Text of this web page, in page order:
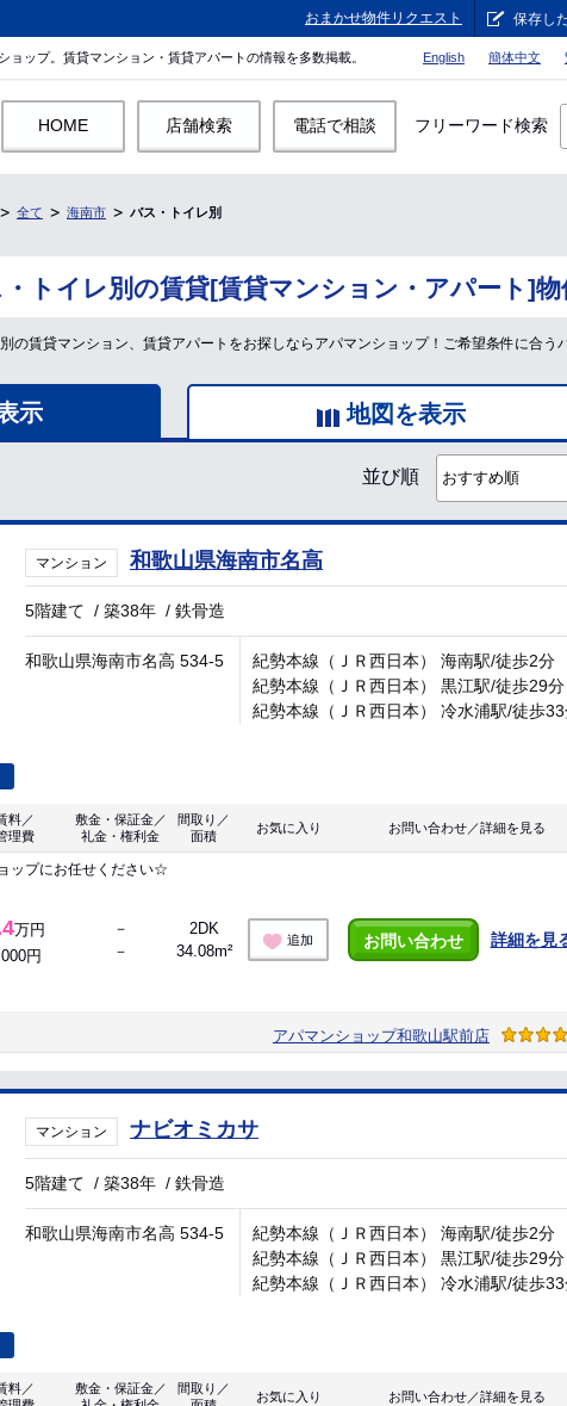
おまかせ物件リクエスト 保存し
ップ。賃貸マンション・賃貸アパートの情報を多数掲載。 English 簡体中文
HOME 店舗検索 電話で相談 フリーワード検索
全て 海南市 バス・トイレ別
トイレ別の賃貸[賃貸マンション・アパート]物
の賃貸マンション、賃貸アパートをお探しならアパマンショップ！ご希望条件に合う
示 地図を表示
並び順
マンション 和歌山県海南市名高
5階建て /築38年 /鉄骨造
和歌山県海南市名高 534-5
紀勢本線（ＪＲ西日本） 海南駅/徒歩2分
紀勢本線（ＪＲ西日本） 黒江駅/徒歩29分
紀勢本線（ＪＲ西日本） 冷水浦駅/徒歩
料／
理費
敷金・保証金／
礼金・権利金
間取り／
面積
お気に入り お問い合わせ／詳細を見る
ップにお任せください☆
万円
円
－
－
2DK
34.08m²
追加 お問い合わせ 詳細を見
アパマンショップ和歌山駅前店
マンション ナビオミカサ
5階建て /築38年 /鉄骨造
和歌山県海南市名高 534-5
紀勢本線（ＪＲ西日本） 海南駅/徒歩2分
紀勢本線（ＪＲ西日本） 黒江駅/徒歩29分
紀勢本線（ＪＲ西日本） 冷水浦駅/徒歩
料／
敷金・保証金／
間取り／
お気に入り お問い合わせ／詳細を見る